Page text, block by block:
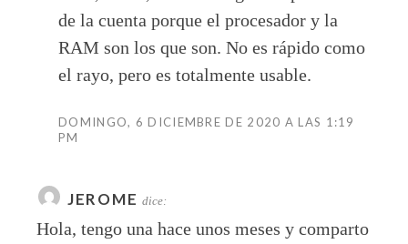
de la cuenta porque el procesador y la
RAM son los que son. No es rápido como
el rayo, pero es totalmente usable.
DOMINGO, 6 DICIEMBRE DE 2020 A LAS 1:19
PM
JEROME dice:
Hola, tengo una hace unos meses y comparto